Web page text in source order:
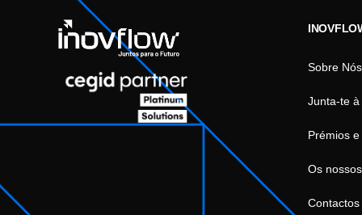
Sobre Nós
Junta-te
Prémios
Os
Contactos